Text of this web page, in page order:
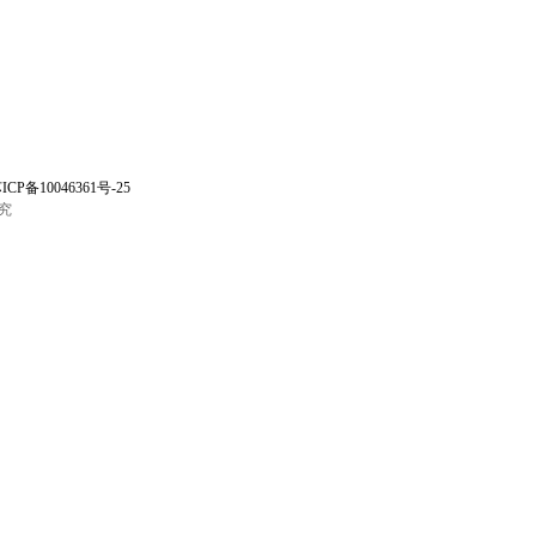
备10046361号-25